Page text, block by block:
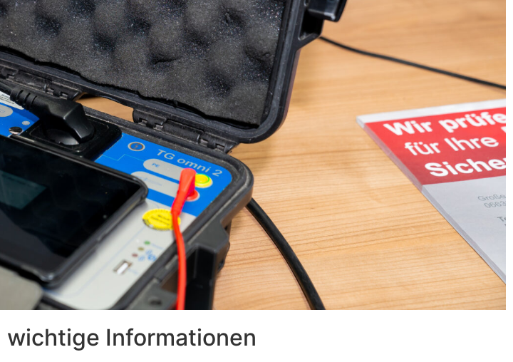
wichtige Informationen